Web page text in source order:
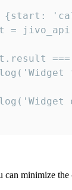
{start:
=
can minimize